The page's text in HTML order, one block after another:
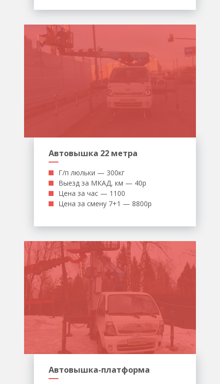
Автовышка 22 метра
Г/п люльки — 300кг
Выезд за МКАД, км — 40р
Цена за час — 1100
Цена за смену 7+1 — 8800р
Автовышка-платформа